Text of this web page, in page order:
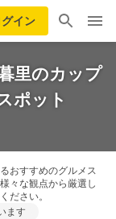
グイン
里のカップ
ポット
おすすめのグルメス
々な観点から厳選し
ださい。
ます